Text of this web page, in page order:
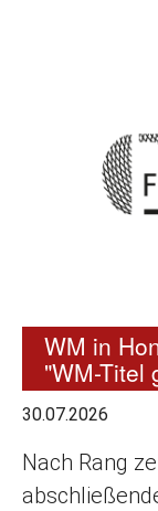
WM in
"WM-Titel
30.07.2026
Nach Rang